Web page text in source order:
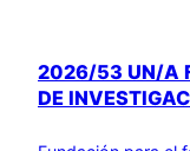
2026/53 UN/A
DE